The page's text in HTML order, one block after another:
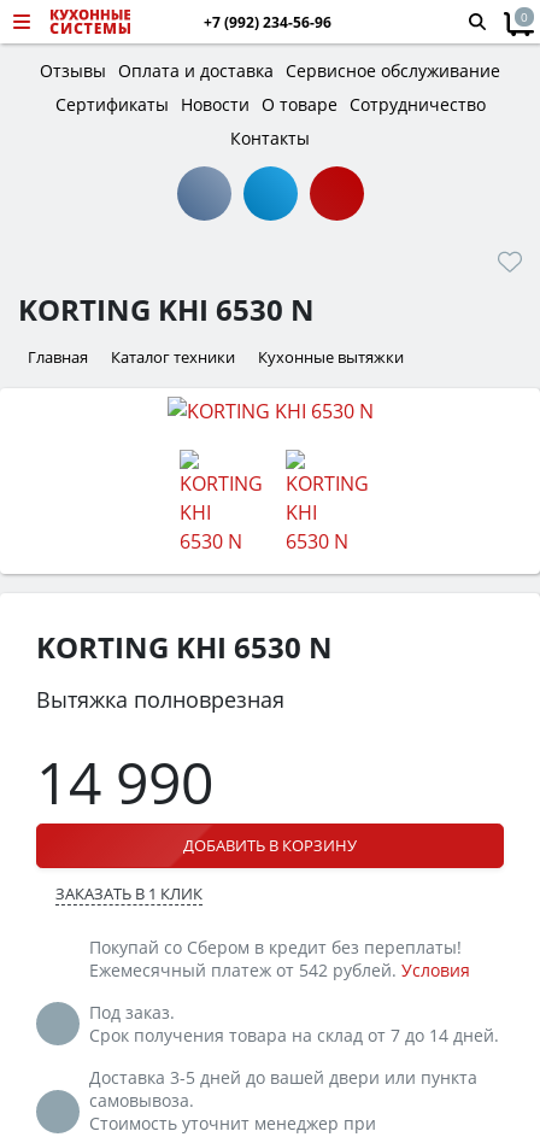
+7 (992) 234-56-96 0
Отзывы Оплата и доставка Сервисное обслуживание
Сертификаты
Новости О товаре Сотрудничество
Контакты
KORTING KHI 6530 N
Главная Каталог техники Кухонные вытяжки
KORTING KHI 6530 N
Вытяжка полноврезная
14 990
ДОБАВИТЬ В КОРЗИНУ
ЗАКАЗАТЬ В 1 КЛИК
Покупай со Сбером в кредит без переплаты!
Ежемесячный платеж от 542 рублей. Условия
Под заказ.
Срок получения товара на склад от 7 до 14 дней.
Доставка 3-5 дней до вашей двери или пункта
самовывоза.
Стоимость уточнит менеджер при